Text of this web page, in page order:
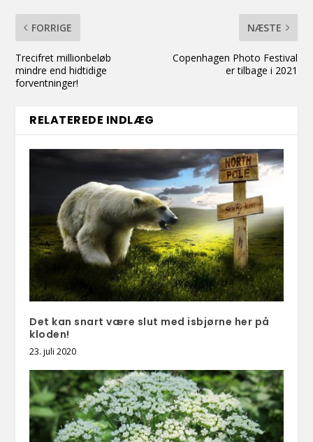
FORRIGE
Trecifret millionbeløb
mindre end hidtidige
forventninger!
NÆSTE
Copenhagen Photo Festival
er tilbage i 2021
RELATEREDE INDLÆG
Det kan snart være slut med isbjørne her på
kloden!
23. juli 2020